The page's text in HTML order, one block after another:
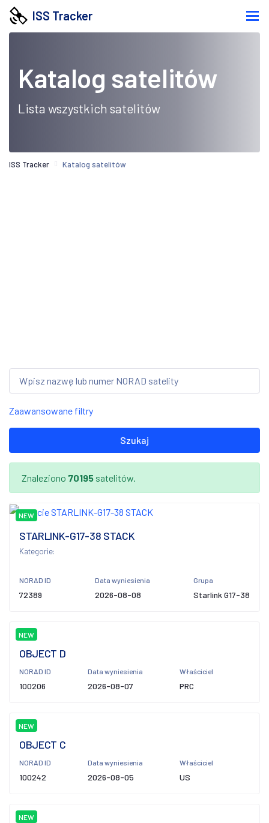
ISS Tracker
Katalog satelitów
Lista wszystkich satelitów
ISS Tracker Katalog satelitów
Zaawansowane filtry
Szukaj
Znaleziono 70195 satelitów.
NEW
STARLINK-G17-38 STACK
Kategorie:
NORAD ID
72389
Data wyniesienia
2026-08-08
Grupa
Starlink G17-38
NEW
OBJECT D
NORAD ID
100206
Data wyniesienia
2026-08-07
Właściciel
PRC
NEW
OBJECT C
NORAD ID
100242
Data wyniesienia
2026-08-05
Właściciel
US
NEW